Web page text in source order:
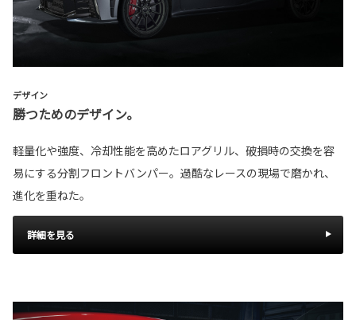
デザイン
勝つためのデザイン。
軽量化や強度、冷却性能を高めたロアグリル、破損時の交換を容
易にする分割フロントバンパー。過酷なレースの現場で磨かれ、
進化を重ねた。
詳細を見る